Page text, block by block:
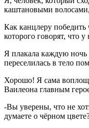
каштановыми
Как канцлеру победить
которого говорят, что
Я плакала каждую ночь
переселилась в тело
Хорошо! Я сама
Ваилеона главным
-Вы уверены, что не
думаете о чёрном